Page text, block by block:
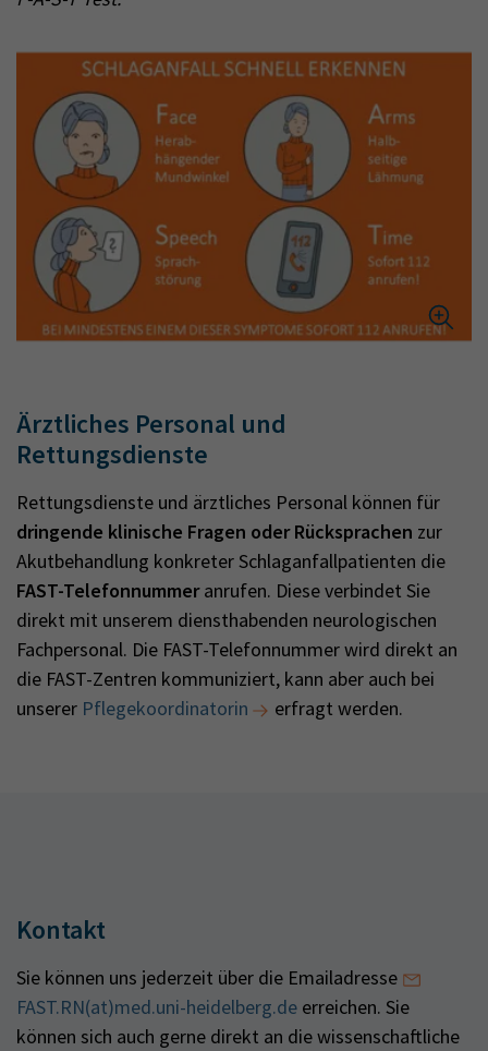
Ärztliches Personal und
Rettungsdienste
Rettungsdienste und ärztliches Personal können für
dringende klinische Fragen oder Rücksprachen zur
Akutbehandlung konkreter Schlaganfallpatienten die
FAST-Telefonnummeranrufen. Diese verbindet Sie
direkt mit unserem diensthabenden neurologischen
Fachpersonal. Die FAST-Telefonnummer wird direkt an
die FAST-Zentren kommuniziert, kann aber auch bei
unserer Pflegekoordinatorin erfragt werden.
Kontakt
Sie können uns jederzeit über die Emailadresse
FAST.RN(at)med.uni-heidelberg.de erreichen. Sie
können sich auch gerne direkt an die wissenschaftliche